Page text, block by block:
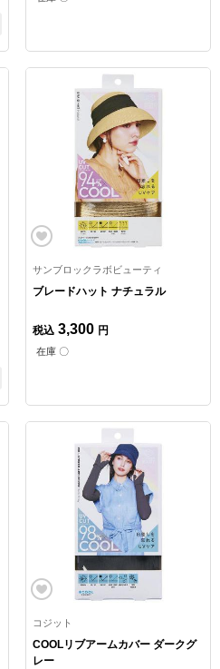
サンブロックラボビューティ
ブレードハット ナチュラル
税込 3,300 円
在庫 〇
コジット
COOLリブアームカバー ダークグ
レー